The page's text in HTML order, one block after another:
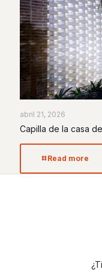
abril 21, 2026
Capilla de la casa
Read more